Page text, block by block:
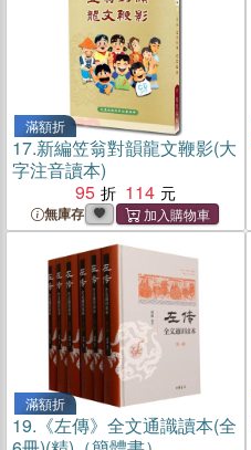
滿額折
17.新編笠翁對韻龍文鞭影(大
字注音讀本)
95
114
無庫存
滿額折
19. 《左傳》全文通識讀本(全